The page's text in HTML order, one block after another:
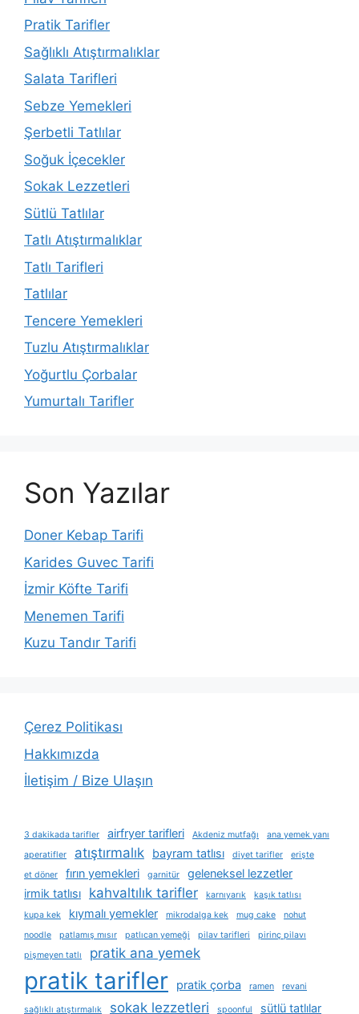
Pratik Tarifler
Sağlıklı Atıştırmalıklar
Salata Tarifleri
Sebze Yemekleri
Şerbetli Tatlılar
Soğuk İçecekler
Sokak Lezzetleri
Sütlü Tatlılar
Tatlı Atıştırmalıklar
Tatlı Tarifleri
Tatlılar
Tencere Yemekleri
Tuzlu Atıştırmalıklar
Yoğurtlu Çorbalar
Yumurtalı Tarifler
Son Yazılar
Doner Kebap Tarifi
Karides Guvec Tarifi
İzmir Köfte Tarifi
Menemen Tarifi
Kuzu Tandır Tarifi
Çerez Politikası
Hakkımızda
İletişim / Bize Ulaşın
3 dakikada tarifler airfryer tarifleri Akdeniz mutfağı
ana yemek yanı
aperatifler
atıştırmalık bayram tatlısı diyet tarifler
erişte
et döner
fırın yemekleri garnitür
geleneksel lezzetler
irmik tatlısı
kahvaltılık tarifler karnıyarık
kaşık tatlısı
kupa kek
kıymalı yemekler mikrodalga kek mug cake
nohut
noodle
patlamış mısır patlıcan yemeği pilav tarifleri
pirinç pilavı
pişmeyen tatlı
pratik ana yemek
pratik tarifler pratik çorba ramen revani
sağlıklı atıştırmalık sokak lezzetleri spoonful sütlü tatlılar